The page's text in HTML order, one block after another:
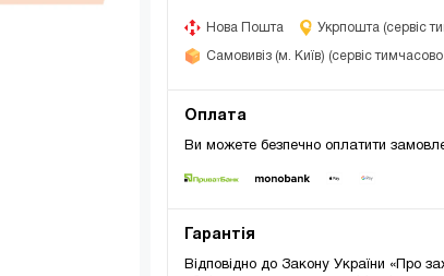
Нова Пошта Укрпошта (сервіс
Самовивіз (м. Київ) (сервіс
Оплата
Ви можете безпечно оплатити
Гарантія
Відповідно до Закону України «Про